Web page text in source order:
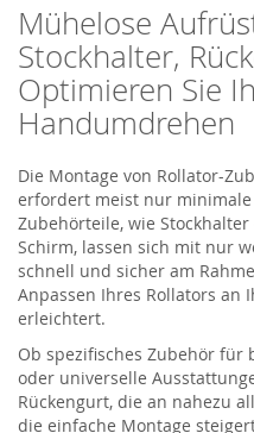
Mühelose
Stockhalter,
Optimieren Sie
Handumdrehen
Die Montage von Rollator-
erfordert meist nur
Zubehörteile, wie
Schirm, lassen sich mit nur
schnell und sicher am
Anpassen Ihres Rollators an
erleichtert.
Ob spezifisches Zubehör für
oder universelle
Rückengurt, die an nahezu
die einfache Montage